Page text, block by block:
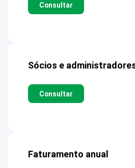
Consultar
Sócios e
Consultar
Faturamento anual